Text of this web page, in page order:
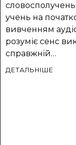
словосполучень
учень на
вивченням
розуміє сенс
справжній…
ДЕТАЛЬНІШЕ